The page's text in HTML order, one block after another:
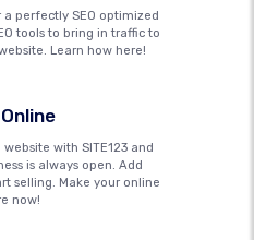
a perfectly SEO optimized
tools to bring in traffic to
Learn how here!
with SITE123 and
is always open. Add
selling. Make your online
now!